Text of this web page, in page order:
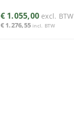
€1.055,00 excl. BTW
€1.276,55 incl. BTW